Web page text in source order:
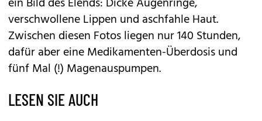
verschwollene Lippen und aschfahle Haut.
Zwischen diesen Fotos liegen nur 140 Stunden,
dafür aber eine Medikamenten-Überdosis und
fünf Mal (!) Magenauspumpen.
LESEN SIE AUCH